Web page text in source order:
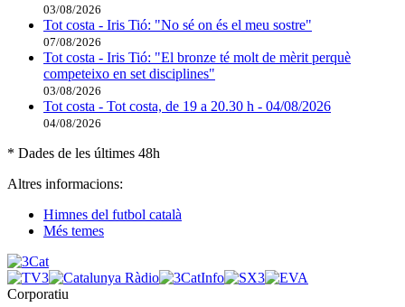
03/08/2026
Tot costa - Iris Tió: "No sé on és el meu sostre"
07/08/2026
Tot costa - Iris Tió: "El bronze té molt de mèrit perquè
competeixo en set disciplines"
03/08/2026
Tot costa - Tot costa, de 19 a 20.30 h - 04/08/2026
04/08/2026
* Dades de les últimes 48h
Altres informacions:
Himnes del futbol català
Més temes
Corporatiu